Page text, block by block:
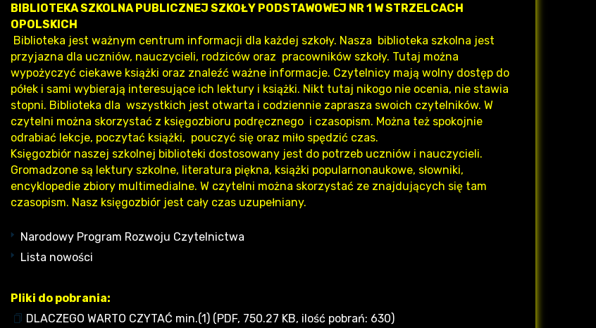
BIBLIOTEKA SZKOLNA PUBLICZNEJ SZKOŁY PODSTAWOWEJ NR 1 W STRZELCACH
OPOLSKICH
Biblioteka jest ważnym centrum informacji dla każdej szkoły. Nasza biblioteka szkolna jest
przyjazna dla uczniów, nauczycieli, rodziców oraz pracowników szkoły. Tutaj można
wypożyczyć ciekawe książki oraz znaleźć ważne informacje. Czytelnicy mają wolny dostęp do
półek i sami wybierają interesujące ich lektury i książki. Nikt tutaj nikogo nie ocenia, nie stawia
stopni. Biblioteka dla wszystkich jest otwarta i codziennie zaprasza swoich czytelników. W
czytelni można skorzystać z księgozbioru podręcznego i czasopism. Można też spokojnie
odrabiać lekcje, poczytać książki, pouczyć się oraz miło spędzić czas.
Księgozbiór naszej szkolnej biblioteki dostosowany jest do potrzeb uczniów i nauczycieli.
Gromadzone są lektury szkolne, literatura piękna, książki popularnonaukowe, słowniki,
encyklopedie zbiory multimedialne. W czytelni można skorzystać ze znajdujących się tam
czasopism. Nasz księgozbiór jest cały czas uzupełniany.
Narodowy Program Rozwoju Czytelnictwa
Lista nowości
Pliki do pobrania:
DLACZEGO WARTO CZYTAĆ min.(1) (PDF, 750.27 KB, ilość pobrań: 630)